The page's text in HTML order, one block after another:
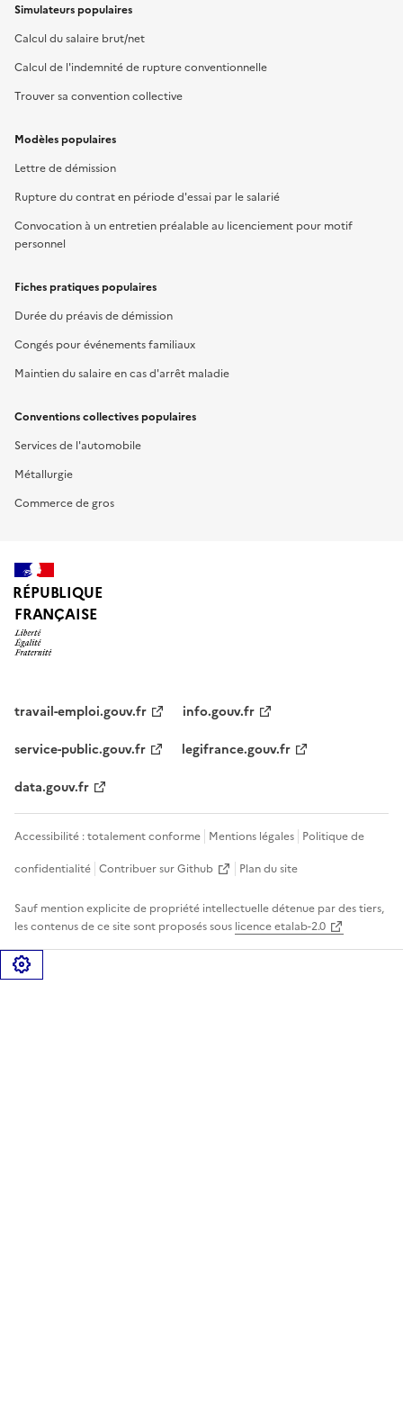
Simulateurs populaires
Calcul du salaire brut/net
Calcul de l'indemnité de rupture conventionnelle
Trouver sa convention collective
Modèles populaires
Lettre de démission
Rupture du contrat en période d'essai par le salarié
Convocation à un entretien préalable au licenciement pour motif
personnel
Fiches pratiques populaires
Durée du préavis de démission
Congés pour événements familiaux
Maintien du salaire en cas d'arrêt maladie
Conventions collectives populaires
Services de l'automobile
Métallurgie
Commerce de gros
RÉPUBLIQUE
FRANÇAISE
travail-emploi.gouv.fr
info.gouv.fr
service-public.gouv.fr
legifrance.gouv.fr
data.gouv.fr
Accessibilité : totalement conforme Mentions légales Politique de
confidentialité Contribuer sur Github Plan du site
Sauf mention explicite de propriété intellectuelle détenue par des tiers,
les contenus de ce site sont proposés sous licence etalab-2.0
Gérer les cookies